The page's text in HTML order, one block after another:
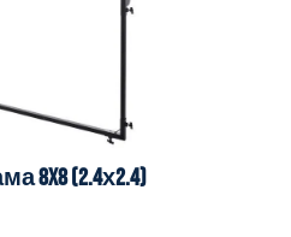
8x8 (2.4х2.4)